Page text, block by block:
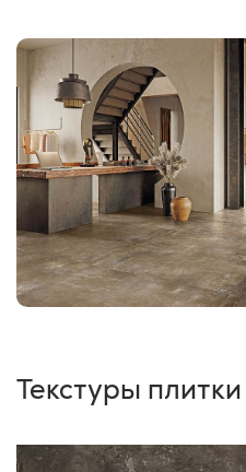
Текстуры плитки